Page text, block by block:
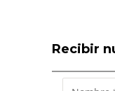
Recibir